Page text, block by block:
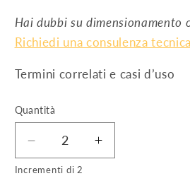
Hai dubbi su dimensionamento
Richiedi una consulenza tecnica
Termini correlati e casi d’uso
Quantità
Diminuisci
quantità
Aumenta
quantità
Incrementi di 2